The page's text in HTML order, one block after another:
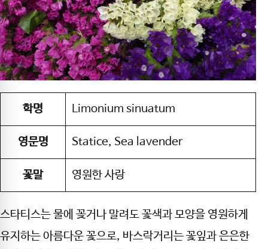
학명 Limonium sinuatum
영문명 Statice, Sea lavender
꽃말 영원한 사랑
스타티스는 물에 꽂거나 말려도 꽃색과 모양을 영원하게
유지하는 아름다운 꽃으로, 바스락거리는 꽃잎과 은은한